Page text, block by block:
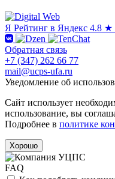
Я Рейтинг в Яндекс 4.8 ★
Обратная связь
+7 (347) 262 66 77
mail@ucps-ufa.ru
Уведомление об
Сайт использует
использование, вы
Подробнее в политике
Хорошо
FAQ